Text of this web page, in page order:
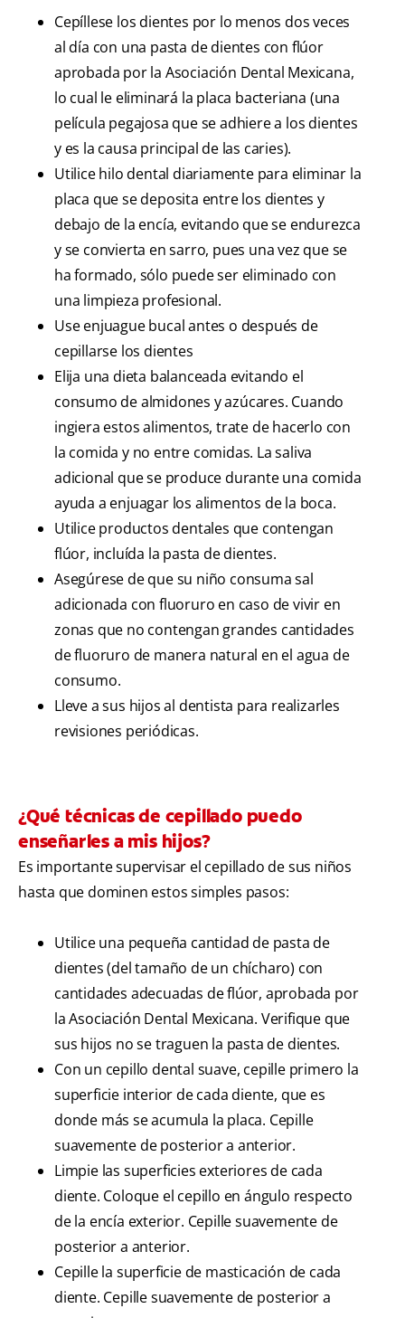
Cepíllese los dientes por lo menos dos veces
al día con una pasta de dientes con flúor
aprobada por la Asociación Dental Mexicana,
lo cual le eliminará la placa bacteriana (una
película pegajosa que se adhiere a los dientes
y es la causa principal de las caries).
Utilice hilo dental diariamente para eliminar la
placa que se deposita entre los dientes y
debajo de la encía, evitando que se endurezca
y se convierta en sarro, pues una vez que se
ha formado, sólo puede ser eliminado con
una limpieza profesional.
Use enjuague bucal antes o después de
cepillarse los dientes
Elija una dieta balanceada evitando el
consumo de almidones y azúcares. Cuando
ingiera estos alimentos, trate de hacerlo con
la comida y no entre comidas. La saliva
adicional que se produce durante una comida
ayuda a enjuagar los alimentos de la boca.
Utilice productos dentales que contengan
flúor, incluída la pasta de dientes.
Asegúrese de que su niño consuma sal
adicionada con fluoruro en caso de vivir en
zonas que no contengan grandes cantidades
de fluoruro de manera natural en el agua de
consumo.
Lleve a sus hijos al dentista para realizarles
revisiones periódicas.
¿Qué técnicas de cepillado puedo
enseñarles a mis hijos?
Es importante supervisar el cepillado de sus niños
hasta que dominen estos simples pasos:
Utilice una pequeña cantidad de pasta de
dientes (del tamaño de un chícharo) con
cantidades adecuadas de flúor, aprobada por
la Asociación Dental Mexicana. Verifique que
sus hijos no se traguen la pasta de dientes.
Con un cepillo dental suave, cepille primero la
superficie interior de cada diente, que es
donde más se acumula la placa. Cepille
suavemente de posterior a anterior.
Limpie las superficies exteriores de cada
diente. Coloque el cepillo en ángulo respecto
de la encía exterior. Cepille suavemente de
posterior a anterior.
Cepille la superficie de masticación de cada
diente. Cepille suavemente de posterior a